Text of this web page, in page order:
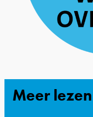
Meer lezen